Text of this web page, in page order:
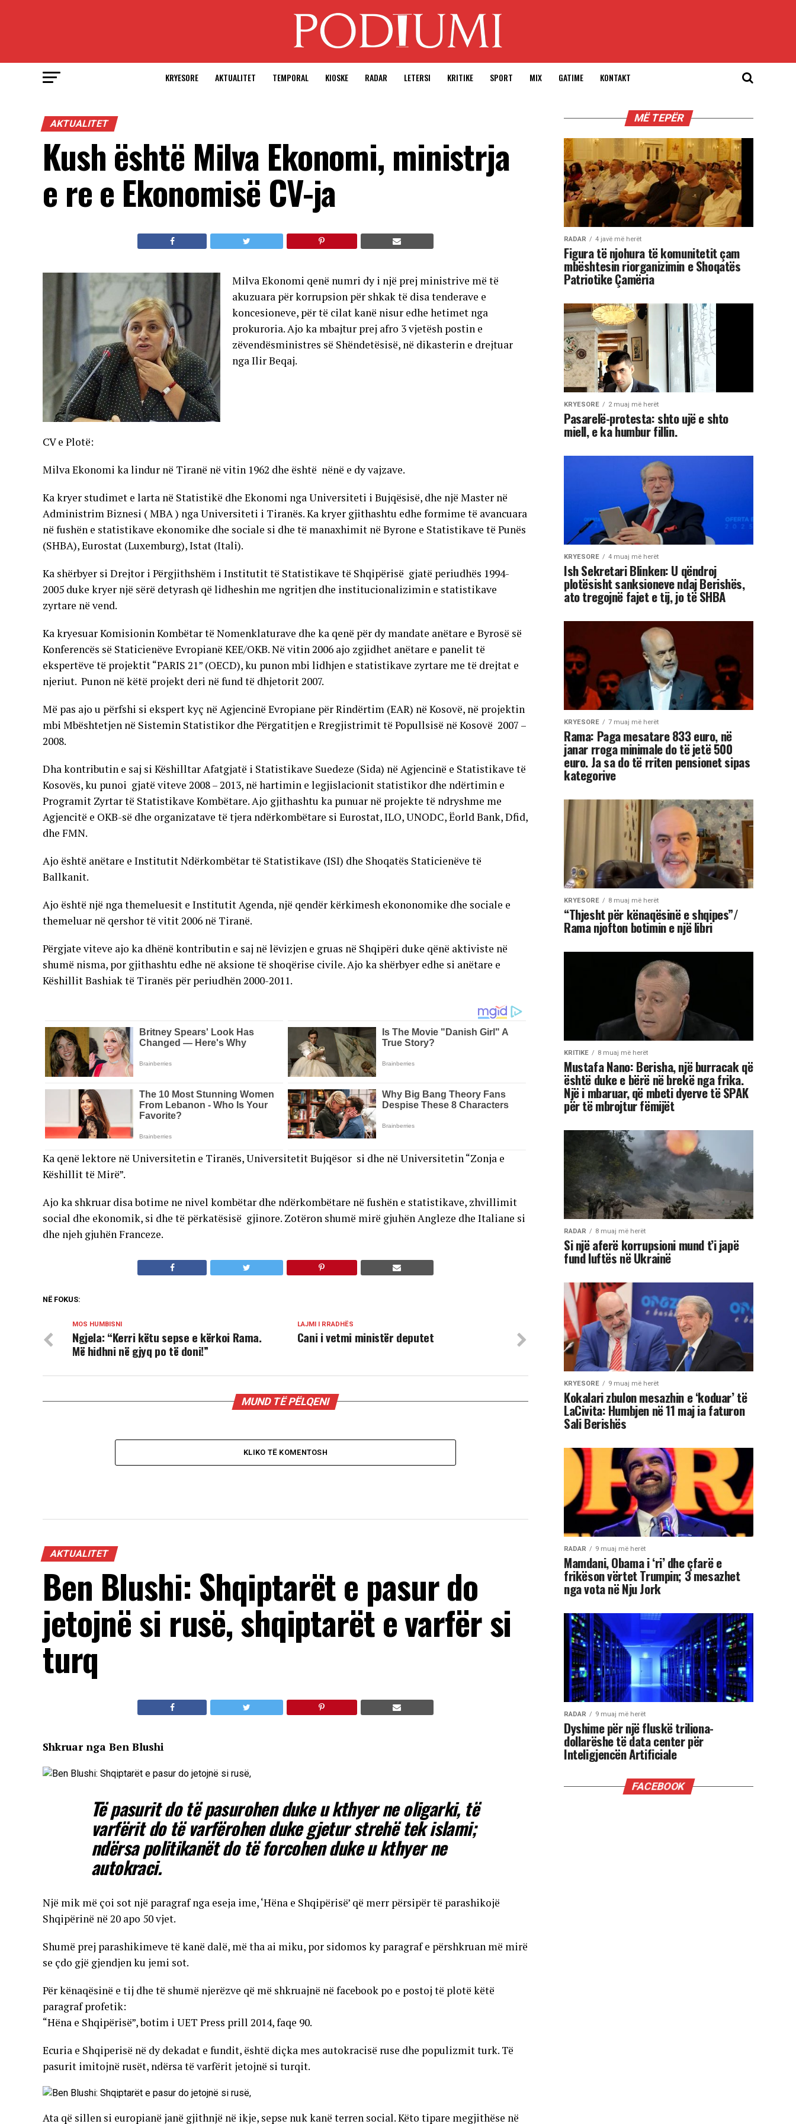
KRYESORE AKTUALITET TEMPORAL KIOSKE RADAR LETERSI KRITIKE SPORT MIX GATIME KONTAKT
AKTUALITET
Kush është Milva Ekonomi, ministrja
e re e Ekonomisë CV-ja
Milva Ekonomi qenë numri dy i një prej ministrive më të
akuzuara për korrupsion për shkak të disa tenderave e
koncesioneve, për të cilat kanë nisur edhe hetimet nga
prokuroria. Ajo ka mbajtur prej afro 3 vjetësh postin e
zëvendësministres së Shëndetësisë, në dikasterin e drejtuar
nga Ilir Beqaj.
CV e Plotë:
Milva Ekonomi ka lindur në Tiranë në vitin 1962 dhe është nënë e dy vajzave.
Ka kryer studimet e larta në Statistikë dhe Ekonomi nga Universiteti i Bujqësisë, dhe një Master në
Administrim Biznesi ( MBA ) nga Universiteti i Tiranës. Ka kryer gjithashtu edhe formime të avancuara
në fushën e statistikave ekonomike dhe sociale si dhe të manaxhimit në Byrone e Statistikave të Punës
(SHBA), Eurostat (Luxemburg), Istat (Itali).
Ka shërbyer si Drejtor i Përgjithshëm i Institutit të Statistikave të Shqipërisë gjatë periudhës 1994-
2005 duke kryer një sërë detyrash që lidheshin me ngritjen dhe institucionalizimin e statistikave
zyrtare në vend.
Ka kryesuar Komisionin Kombëtar të Nomenklaturave dhe ka qenë për dy mandate anëtare e Byrosë së
Konferencës së Staticienëve Evropianë KEE/OKB. Në vitin 2006 ajo zgjidhet anëtare e panelit të
ekspertëve të projektit “PARIS 21” (OECD), ku punon mbi lidhjen e statistikave zyrtare me të drejtat e
njeriut. Punon në këtë projekt deri në fund të dhjetorit 2007.
Më pas ajo u përfshi si ekspert kyç në Agjencinë Evropiane për Rindërtim (EAR) në Kosovë, në projektin
mbi Mbështetjen në Sistemin Statistikor dhe Përgatitjen e Rregjistrimit të Popullsisë në Kosovë 2007 –
2008.
Dha kontributin e saj si Këshilltar Afatgjatë i Statistikave Suedeze (Sida) në Agjencinë e Statistikave të
Kosovës, ku punoi gjatë viteve 2008 – 2013, në hartimin e legjislacionit statistikor dhe ndërtimin e
Programit Zyrtar të Statistikave Kombëtare. Ajo gjithashtu ka punuar në projekte të ndryshme me
Agjencitë e OKB-së dhe organizatave të tjera ndërkombëtare si Eurostat, ILO, UNODC, Ëorld Bank, Dfid,
dhe FMN.
Ajo është anëtare e Institutit Ndërkombëtar të Statistikave (ISI) dhe Shoqatës Staticienëve të
Ballkanit.
Ajo është një nga themeluesit e Institutit Agenda, një qendër kërkimesh ekononomike dhe sociale e
themeluar në qershor të vitit 2006 në Tiranë.
Përgjate viteve ajo ka dhënë kontributin e saj në lëvizjen e gruas në Shqipëri duke qënë aktiviste në
shumë nisma, por gjithashtu edhe në aksione të shoqërise civile. Ajo ka shërbyer edhe si anëtare e
Këshillit Bashiak të Tiranës për periudhën 2000-2011.
Ka qenë lektore në Universitetin e Tiranës, Universitetit Bujqësor si dhe në Universitetin “Zonja e
Këshillit të Mirë”.
Ajo ka shkruar disa botime ne nivel kombëtar dhe ndërkombëtare në fushën e statistikave, zhvillimit
social dhe ekonomik, si dhe të përkatësisë gjinore. Zotëron shumë mirë gjuhën Angleze dhe Italiane si
dhe njeh gjuhën Franceze.
NË FOKUS:
LAJMI I RRADHËS
Cani i vetmi ministër deputet
MOS HUMBISNI
Ngjela: “Kerri këtu sepse e kërkoi Rama.
Më hidhni në gjyq po të doni!”
MUND TË PËLQENI
KLIKO TË KOMENTOSH
AKTUALITET
Ben Blushi: Shqiptarët e pasur do
jetojnë si rusë, shqiptarët e varfër si
turq
Shkruar nga Ben Blushi
Të pasurit do të pasurohen duke u kthyer ne oligarki, të
varfërit do të varfërohen duke gjetur strehë tek islami;
ndërsa politikanët do të forcohen duke u kthyer ne
autokraci.
Një mik më çoi sot një paragraf nga eseja ime, ‘Hëna e Shqipërisë’ që merr përsipër të parashikojë
Shqipërinë në 20 apo 50 vjet.
Shumë prej parashikimeve të kanë dalë, më tha ai miku, por sidomos ky paragraf e përshkruan më mirë
se çdo gjë gjendjen ku jemi sot.
Për kënaqësinë e tij dhe të shumë njerëzve që më shkruajnë në facebook po e postoj të plotë këtë
paragraf profetik:
“Hëna e Shqipërisë”, botim i UET Press prill 2014, faqe 90.
Ecuria e Shqiperisë në dy dekadat e fundit, është diçka mes autokracisë ruse dhe populizmit turk. Të
pasurit imitojnë rusët, ndërsa të varfërit jetojnë si turqit.
Ata që sillen si europianë janë gjithnjë në ikje, sepse nuk kanë terren social. Këto tipare megjithëse në
MË TEPËR
RADAR 4 javë më herët
Figura të njohura të komunitetit çam
mbështesin riorganizimin e Shoqatës
Patriotike Çamëria
KRYESORE 2 muaj më herët
Pasarelë-protesta: shto ujë e shto
miell, e ka humbur fillin.
KRYESORE 4 muaj më herët
Ish Sekretari Blinken: U qëndroj
plotësisht sanksioneve ndaj Berishës,
ato tregojnë fajet e tij, jo të SHBA
KRYESORE 7 muaj më herët
Rama: Paga mesatare 833 euro, në
janar rroga minimale do të jetë 500
euro. Ja sa do të rriten pensionet sipas
kategorive
KRYESORE 8 muaj më herët
“Thjesht për kënaqësinë e shqipes”/
Rama njofton botimin e një libri
KRITIKE 8 muaj më herët
Mustafa Nano: Berisha, një burracak që
është duke e bërë në brekë nga frika.
Një i mbaruar, që mbeti dyerve të SPAK
për të mbrojtur fëmijët
RADAR 8 muaj më herët
Si një aferë korrupsioni mund t’i japë
fund luftës në Ukrainë
KRYESORE 9 muaj më herët
Kokalari zbulon mesazhin e ‘koduar’ të
LaCivita: Humbjen në 11 maj ia faturon
Sali Berishës
RADAR 9 muaj më herët
Mamdani, Obama i ‘ri’ dhe çfarë e
frikëson vërtet Trumpin; 3 mesazhet
nga vota në Nju Jork
RADAR 9 muaj më herët
Dyshime për një fluskë triliona-
dollarëshe të data center për
Inteligjencën Artificiale
FACEBOOK